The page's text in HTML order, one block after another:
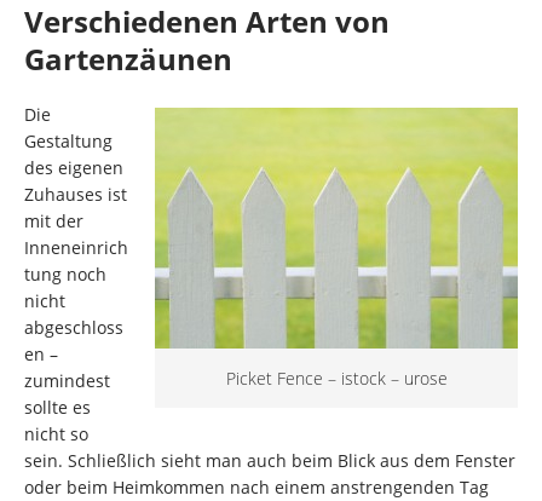
Verschiedenen Arten von
Gartenzäunen
Picket Fence – istock – urose
Die
Gestaltung
des eigenen
Zuhauses ist
mit der
Inneneinrich
tung noch
nicht
abgeschloss
en –
zumindest
sollte es
nicht so
sein. Schließlich sieht man auch beim Blick aus dem Fenster
oder beim Heimkommen nach einem anstrengenden Tag